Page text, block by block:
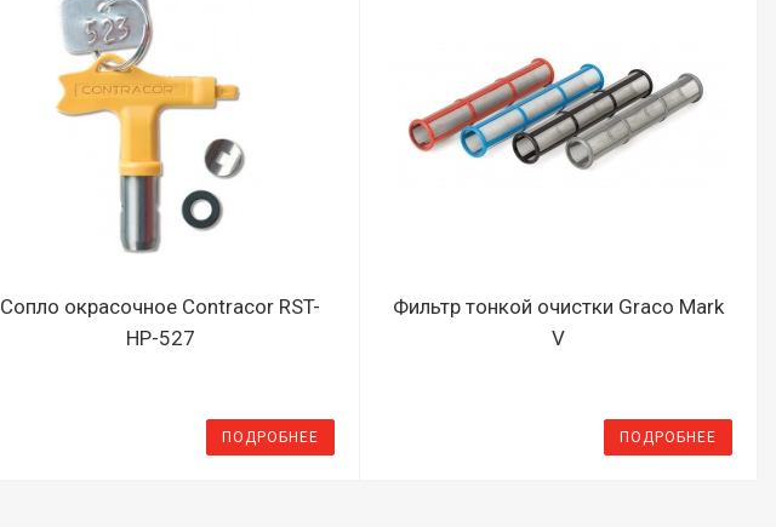
Сопло окрасочное Contracor RST-
HP-527
ПОДРОБНЕЕ
Фильтр тонкой очистки Graco Mark
V
ПОДРОБНЕЕ